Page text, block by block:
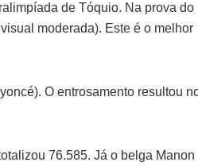
de Tóquio. Na prova do
moderada). Este é o melhor
O entrosamento resultou
76.585. Já o belga Manon